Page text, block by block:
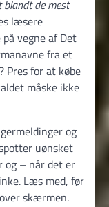
de mest
læsere
vegne af Det
fra et
Pres for at købe
måske ikke
og
uønsket
og – når det er
Læs med, før
skærmen.